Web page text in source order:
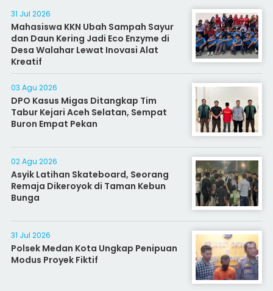
31 Jul 2026
Mahasiswa KKN Ubah Sampah Sayur
dan Daun Kering Jadi Eco Enzyme di
Desa Walahar Lewat Inovasi Alat
Kreatif
03 Agu 2026
DPO Kasus Migas Ditangkap Tim
Tabur Kejari Aceh Selatan, Sempat
Buron Empat Pekan
02 Agu 2026
Asyik Latihan Skateboard, Seorang
Remaja Dikeroyok di Taman Kebun
Bunga
31 Jul 2026
Polsek Medan Kota Ungkap Penipuan
Modus Proyek Fiktif